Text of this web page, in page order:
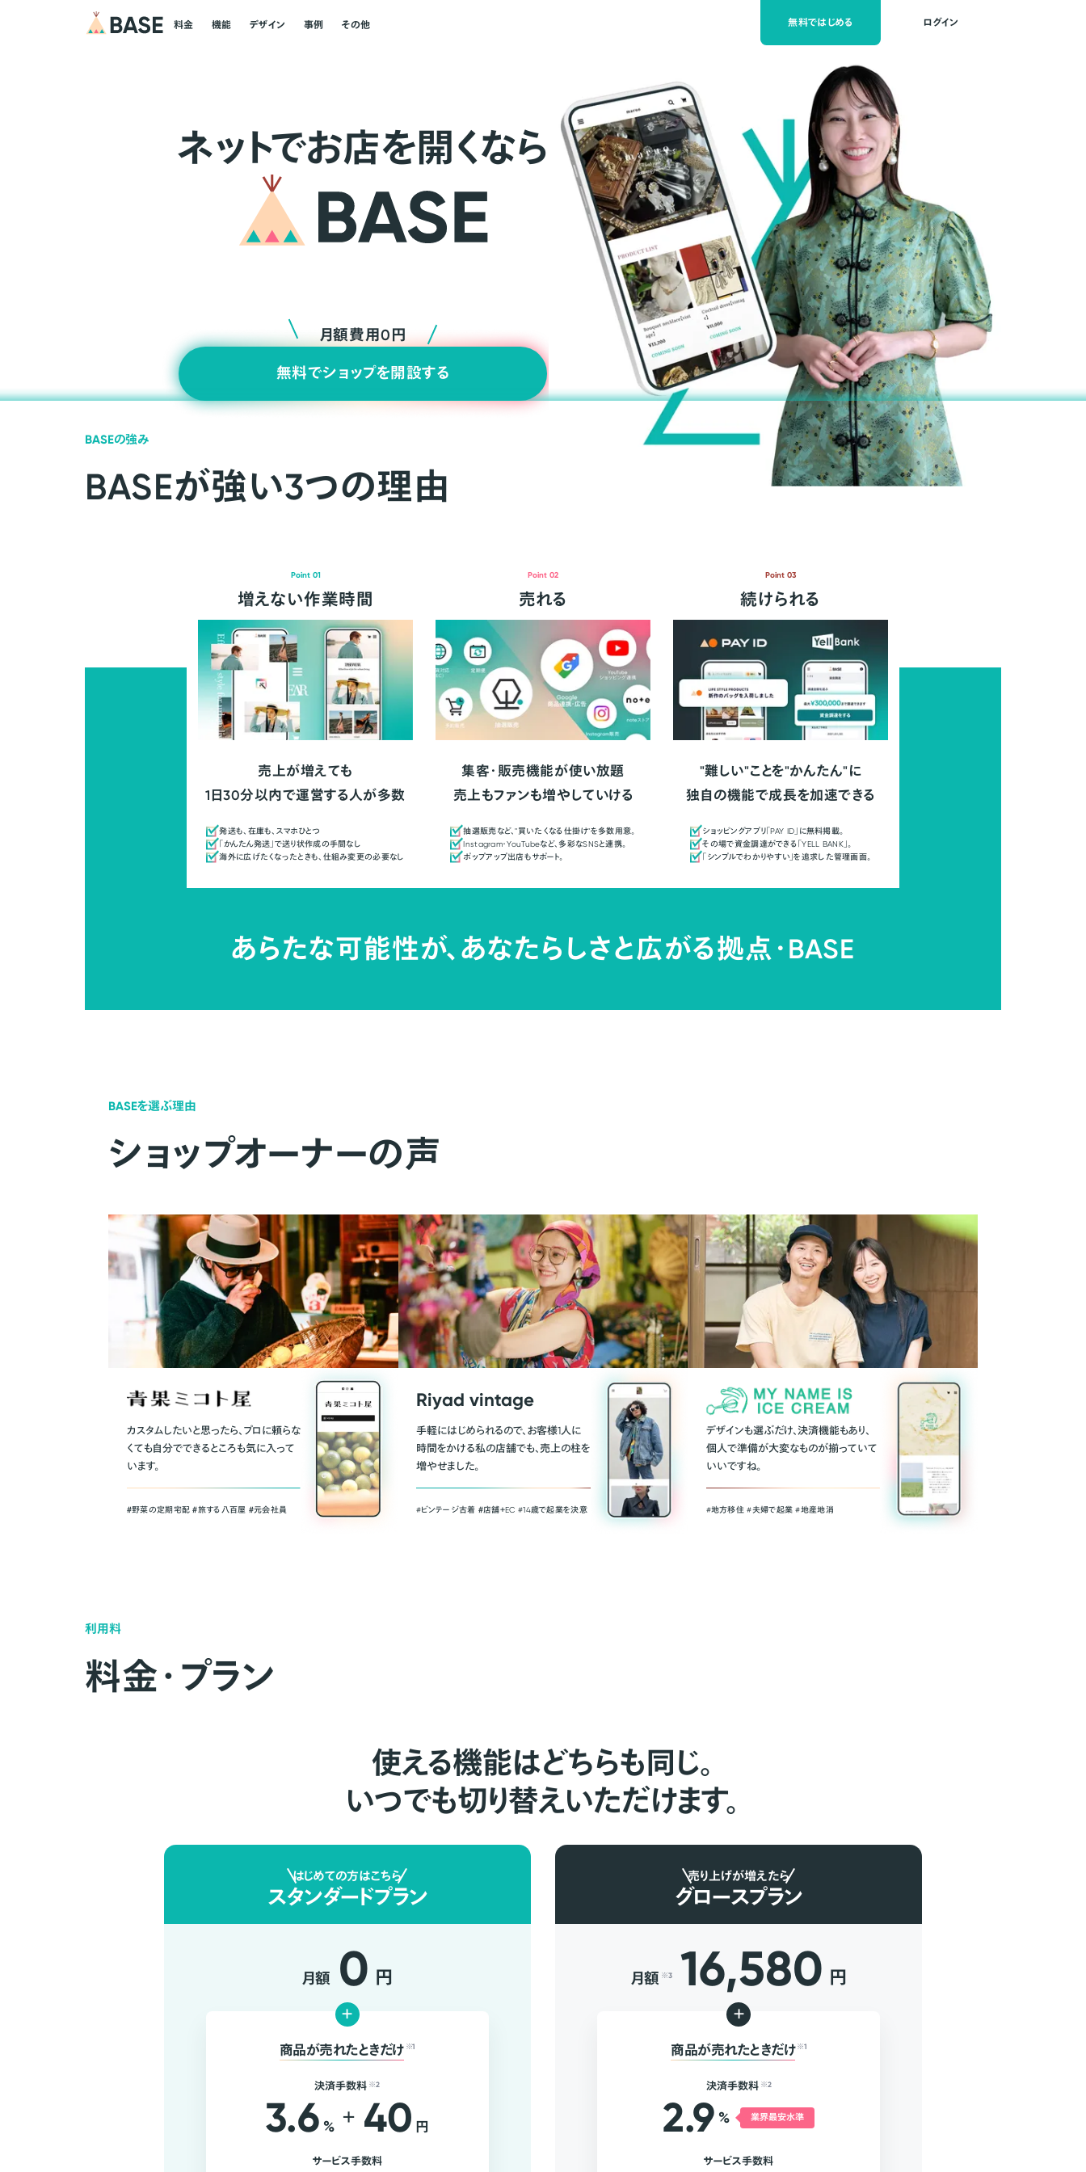
料金 機能 デザイン 事例 その他 無料ではじめる ログイン
ネッ トでお店を開くなら
月額費用0円
無料でショップを開設する
BASEの強み
BASEが強い3つの理由
Point 01
増えない作業時間
売上が増えても
1日30分以内で運営する人が多数
発送も、在庫も、スマホひとつ
「かんたん発送」で送り状作成の手間なし
海外に広げたくなったときも、仕組み変更の必要なし
Point 02
売れる
集客・販売機能が使い放題
売上もファンも増やしていける
抽選販売など、"買いたくなる仕掛け"を多数用意。
Instagram・YouTubeなど、多彩なSNSと連携。
ポップアップ出店もサポート。
Point 03
続けられる
"難しい"ことを"かんたん"に
独自の機能で成長を加速できる
ショッピングアプリ「PAY ID」に無料掲載。
その場で資金調達ができる「YELL BANK」。
「シンプルでわかりやすい」を追求した管理画面。
あらたな可能性が、あなたらしさと広がる拠点・BASE
BASEを選ぶ理由
ショップオーナーの声
カスタムしたいと思ったら、プロに頼らな
くても自分でできるところも気に入って
います。
＃野菜の定期宅配 ＃旅する八百屋 ＃元会社員
Riyad vintage
手軽にはじめられるので、お客様1人に
時間をかける私の店舗でも、売上の柱を
増やせました。
#ビンテージ古着 ＃店舗＋EC #14歳で起業を決意
デザインも選ぶだけ、決済機能もあり、
個人で準備が大変なものが揃っていて
いいですね。
#地方移住 #夫婦で起業 #地産地消
利用料
料金・プラン
使える機能はどちらも同じ。
いつでも切り替えいただけます。
はじめての方はこちら
スタンダードプラン
月額 0 円
+
商品が売れたときだけ ※1
決済手数料 ※2
3.6 % + 40 円
サービス手数料
売り上げが増えたら
グロースプラン
月額 ※3 16,580 円
+
商品が売れたときだけ ※1
決済手数料 ※2
2.9 % 業界最安水準
サービス手数料